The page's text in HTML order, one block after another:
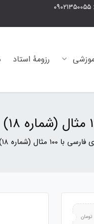
رزومۀ استاد
مثال (شماره ۱۸)
تومان